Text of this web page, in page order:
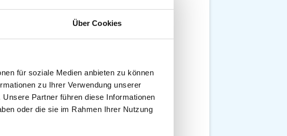
Über Cookies
für soziale Medien anbieten zu können
zu Ihrer Verwendung unserer
Partner führen diese Informationen
oder die sie im Rahmen Ihrer Nutzung
September 2021
August 2021
April 2021
März 2021
Februar 2021
Januar 2021